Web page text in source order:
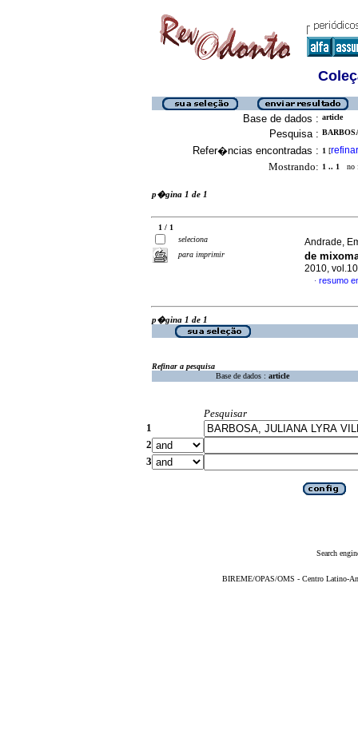
Base de dados : article
Pesquisa :
Refer�ncias encontradas : 1 [refinar
Mostrando: 1 .. 1 no
p�gina 1 de 1
1 / 1
seleciona
para imprimir
Andrade,
de
2010,
· resumo
p�gina 1 de 1
Refinar a pesquisa
Base de dados : article
Pesquisar
1
2
3
Search
BIREME/OPAS/OMS - Centro Latino-